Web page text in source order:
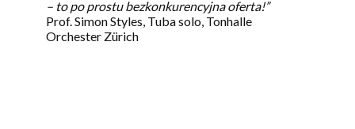
– to po prostu bezkonkurencyjna oferta!”
Prof. Simon Styles, Tuba solo, Tonhalle
Orchester Zürich